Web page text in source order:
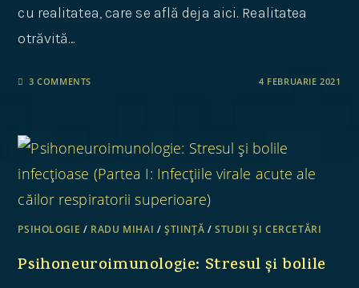
cu realitatea, care se află deja aici. Realitatea
otrăvită…
3 COMMENTS 4 FEBRUARIE 2021
PSIHOLOGIE / RADU MIHAI /ȘTIINȚĂ /STUDII ȘI CERCETĂRI
Psihoneuroimunologie: Stresul și bolile